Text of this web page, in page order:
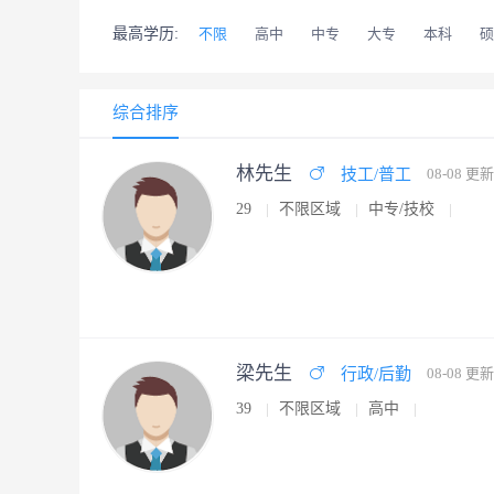
最高学历: 不限 高中 中专 大专 本科
综合排序
林先生 技工/普工 08-08 更新
29 不限区域 中专/技校
梁先生 行政/后勤 08-08 更新
39 不限区域 高中